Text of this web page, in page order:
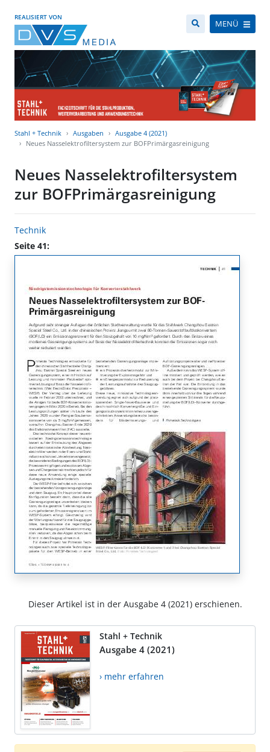
REALISIERT VON
MENÜ
Stahl + Technik Ausgaben
Ausgabe 4 (2021)
Neues Nasselektrofiltersystem zur BOFPrimärgasreinigung
Neues Nasselektrofiltersystem
zur BOFPrimärgasreinigung
Technik
Seite 41:
Dieser Artikel ist in der Ausgabe 4 (2021) erschienen.
Stahl + Technik
Ausgabe 4 (2021)
› mehr erfahren